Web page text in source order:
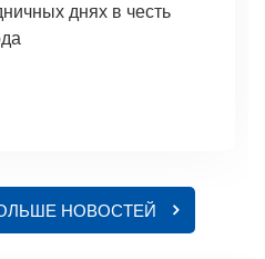
днях в честь
НОВОСТЕЙ